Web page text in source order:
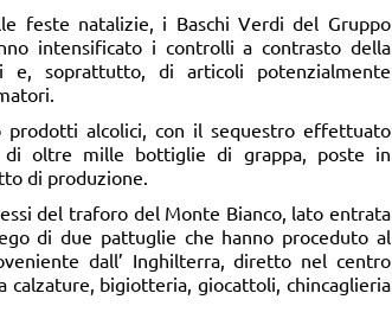
feste natalizie, i Baschi Verdi del Gruppo
intensificato i controlli a contrasto della
soprattutto, di articoli potenzialmente
prodotti alcolici, con il sequestro effettuato
di oltre mille bottiglie di grappa, poste in
di produzione.
del traforo del Monte Bianco, lato entrata
di due pattuglie che hanno proceduto al
dall’ Inghilterra, diretto nel centro
calzature, bigiotteria, giocattoli, chincaglieria